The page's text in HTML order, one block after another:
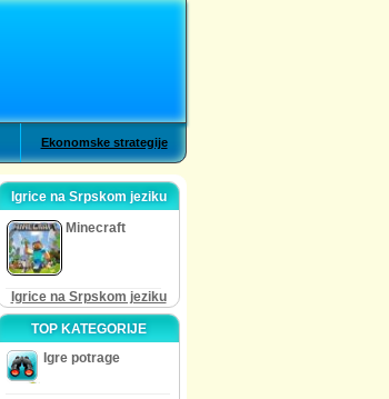
Ekonomske strategije
Igrice na Srpskom jeziku
Minecraft
Igrice na Srpskom jeziku
TOP KATEGORIJE
Igre potrage